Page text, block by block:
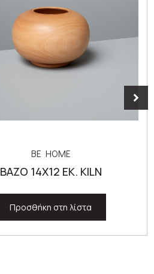
BE HOME
ΒΑΖΟ 14Χ12 ΕΚ. KILN
Προσθήκη στη λίστα